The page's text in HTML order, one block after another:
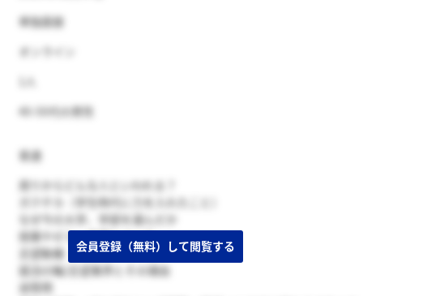
単独面接
オンライン
40-50代の男性
普通
周りからどんな人といわれる？
ガクチカ（学生時代に力を入れたこと）
なぜ今の大学、学部を選んだか
授業やゼミ、卒論について
志望動機
就活の軸/志望業界とその理由
逆質問